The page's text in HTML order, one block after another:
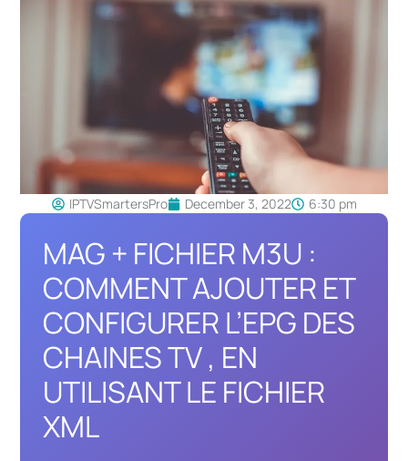
IPTVSmartersPro December 3, 2022 6:30 pm
MAG + FICHIER M3U :
COMMENT AJOUTER ET
CONFIGURER L’EPG DES
CHAINES TV , EN
UTILISANT LE FICHIER
XML